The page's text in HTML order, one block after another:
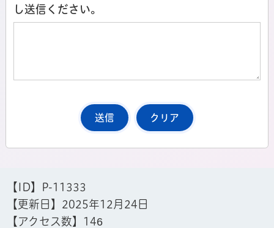
し送信ください。
【ID】
P-11333
【更新日】 2025年12月24日
【アクセス数】
146